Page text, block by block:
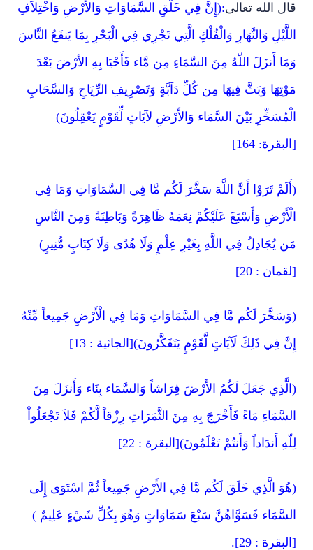
قال الله تعالى :(إِنَّ فِي خَلْقِ السَّمَاوَاتِ وَالأَرْضِ وَاخْتِلاَفِ
اللَّيْلِ وَالنَّهَارِ وَالْفُلْكِ الَّتِي تَجْرِي فِي الْبَحْرِ بِمَا يَنفَعُ النَّاسَ
وَمَا أَنزَلَ اللّهُ مِنَ السَّمَاءِ مِن مَّاء فَأَحْيَا بِهِ الأرْضَ بَعْدَ
مَوْتِهَا وَبَثَّ فِيهَا مِن كُلِّ دَآبَّةٍ وَتَصْرِيفِ الرِّيَاحِ وَالسَّحَابِ
الْمُسَخِّرِ بَيْنَ السَّمَاء وَالأَرْضِ لآيَاتٍ لِّقَوْمٍ يَعْقِلُونَ)
[البقرة: 164]
(أَلَمْ تَرَوْا أَنَّ اللَّهَ سَخَّرَ لَكُم مَّا فِي السَّمَاوَاتِ وَمَا فِي
الْأَرْضِ وَأَسْبَغَ عَلَيْكُمْ نِعَمَهُ ظَاهِرَةً وَبَاطِنَةً وَمِنَ النَّاسِ
مَن يُجَادِلُ فِي اللَّهِ بِغَيْرِ عِلْمٍ وَلَا هُدًى وَلَا كِتَابٍ مُّنِيرٍ)
[لقمان : 20]
(وَسَخَّرَ لَكُم مَّا فِي السَّمَاوَاتِ وَمَا فِي الْأَرْضِ جَمِيعاً مِّنْهُ
إِنَّ فِي ذَلِكَ لَآيَاتٍ لَّقَوْمٍ يَتَفَكَّرُونَ)[الجاثية : 13]
(الَّذِي جَعَلَ لَكُمُ الأَرْضَ فِرَاشاً وَالسَّمَاء بِنَاء وَأَنزَلَ مِنَ
السَّمَاءِ مَاءً فَأَخْرَجَ بِهِ مِنَ الثَّمَرَاتِ رِزْقاً لَّكُمْ فَلاَ تَجْعَلُواْ
لِلّهِ أَندَاداً وَأَنتُمْ تَعْلَمُونَ)[البقرة : 22]
(هُوَ الَّذِي خَلَقَ لَكُم مَّا فِي الأَرْضِ جَمِيعاً ثُمَّ اسْتَوَى إِلَى
السَّمَاء فَسَوَّاهُنَّ سَبْعَ سَمَاوَاتٍ وَهُوَ بِكُلِّ شَيْءٍ عَلِيمٌ )
[البقرة : 29].